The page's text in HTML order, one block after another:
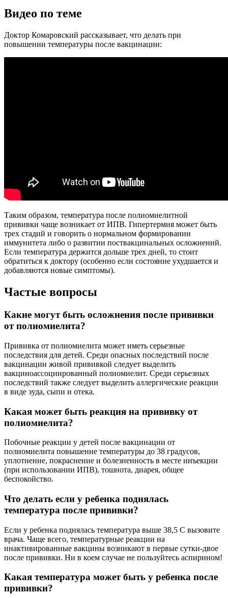
Видео по теме
Доктор Комаровский рассказывает, что делать при
повышении температуры после вакцинации:
Таким образом, температура после полиомиелитной
прививки чаще возникает от ИПВ. Гипертермия может быть
трех стадий и говорить о нормальном формировании
иммунитета либо о развитии поствакцинальных осложнений.
Если температура держится дольше трех дней, то стоит
обратиться к доктору (особенно если состояние ухудшается и
добавляются новые симптомы).
Частые вопросы
Какие могут быть осложнения после прививки
от полиомиелита?
Прививка от полиомиелита может иметь серьезные
последствия для детей. Среди опасных последствий после
вакцинации живой прививкой следует выделить
вакциноассоциированный полиомиелит. Среди серьезных
последствий также следует выделить аллергические реакции
в виде зуда, сыпи и отека.
Какая может быть реакция на прививку от
полиомиелита?
Побочные реакции у детей после вакцинации от
полиомиелита повышение температуры до 38 градусов,
уплотнение, покраснение и болезненность в месте инъекции
(при использовании ИПВ), тошнота, диарея, общее
беспокойство.
Что делать если у ребенка поднялась
температура после прививки?
Если у ребенка поднялась температура выше 38,5 С вызовите
врача. Чаще всего, температурные реакции на
инактивированные вакцины возникают в первые сутки-двое
после прививки. Ни в коем случае не пользуйтесь аспирином!
Какая температура может быть у ребенка после
прививки?